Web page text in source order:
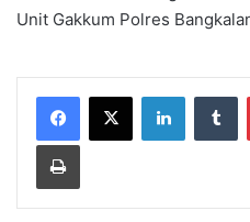
Unit Gakkum Polres
LinkedIn
Print